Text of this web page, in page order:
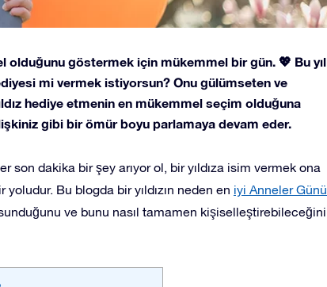
olduğunu göstermek için mükemmel bir gün. 💖 Bu yıl
mi vermek istiyorsun? Onu gülümseten ve
hediye etmenin en mükemmel seçim olduğuna
gibi bir ömür boyu parlamaya devam eder.
son dakika bir şey arıyor ol, bir yıldıza isim vermek ona
Bu blogda bir yıldızın neden en iyi Anneler Günü
ve bunu nasıl tamamen kişiselleştirebileceğini